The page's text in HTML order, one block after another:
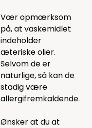
Vær opmærksom
på, at vaskemidlet
indeholder
æteriske olier.
Selvom de er
naturlige, så kan de
stadig være
allergifremkaldende.
Ønsker at du at